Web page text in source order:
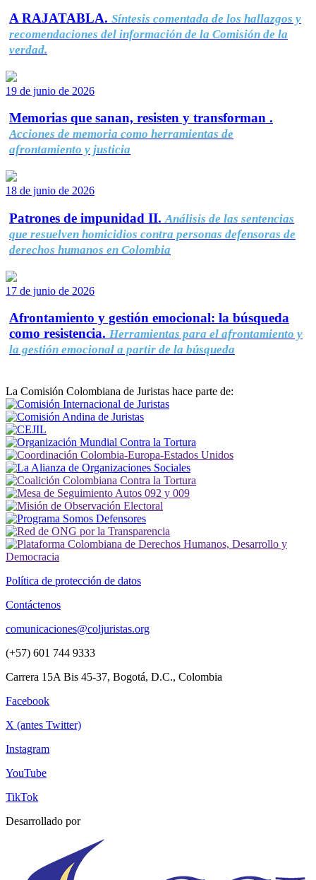
A RAJATABLA. Síntesis comentada de los hallazgos y
recomendaciones del información de la Comisión de la
verdad.
19 de junio de 2026
Memorias que sanan, resisten y transforman .
Acciones de memoria como herramientas de
afrontamiento y justicia
18 de junio de 2026
Patrones de impunidad II. Análisis de las sentencias
que resuelven homicidios contra personas defensoras de
derechos humanos en Colombia
17 de junio de 2026
Afrontamiento y gestión emocional: la búsqueda
como resistencia. Herramientas para el afrontamiento y
la gestión emocional a partir de la búsqueda
La Comisión Colombiana de Juristas hace parte de:
Política de protección de datos
Contáctenos
comunicaciones@coljuristas.org
(+57) 601 744 9333
Carrera 15A Bis 45-37, Bogotá, D.C., Colombia
Facebook
X (antes Twitter)
Instagram
YouTube
TikTok
Desarrollado por